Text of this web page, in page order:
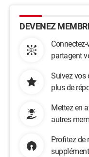
DEVENEZ
partagent
Suivez vos
plus de
Mettez en
autres
Profitez de